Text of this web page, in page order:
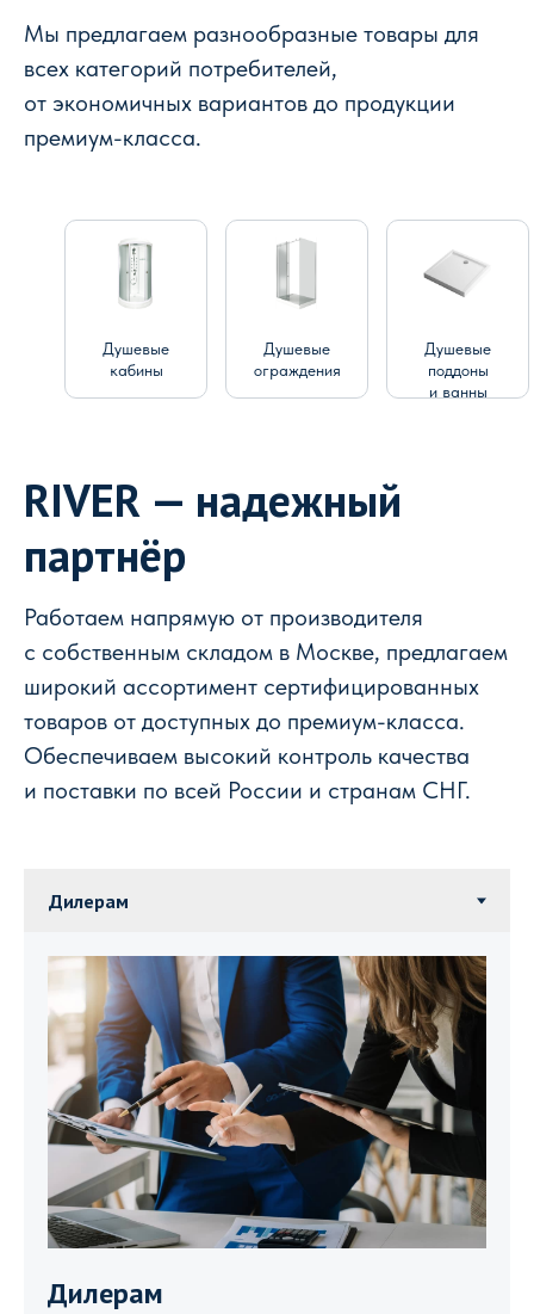
Мы предлагаем разнообразные товары для
всех категорий потребителей,
от экономичных вариантов до продукции
премиум-класса.
Душевые
кабины
Душевые
ограждения
Душевые
поддоны
и ванны
RIVER — надежный
партнёр
Работаем напрямую от производителя
с собственным складом в Москве, предлагаем
широкий ассортимент сертифицированных
товаров от доступных до премиум-класса.
Обеспечиваем высокий контроль качества
и поставки по всей России и странам СНГ.
Дилерам